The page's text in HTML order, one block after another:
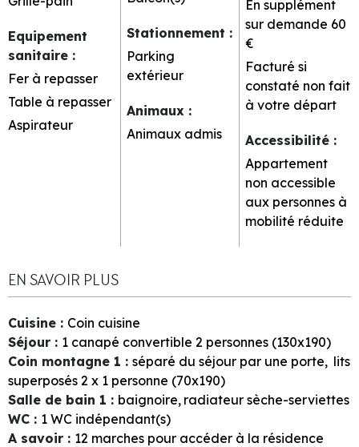
Equipement
sanitaire :
Fer à repasser
Table à repasser
Aspirateur
Stationnement :
Parking
extérieur
Animaux :
Animaux admis
En supplément
sur demande 60
€
Facturé si
constaté non fait
à votre départ
Accessibilité :
Appartement
non accessible
aux personnes à
mobilité réduite
EN SAVOIR PLUS
Cuisine : Coin cuisine
Séjour : 1 canapé convertible 2 personnes (130x190)
Coin montagne 1 : séparé du séjour par une porte
lits
superposés 2 x 1 personne (70x190)
Salle de bain 1 : baignoire radiateur sèche-serviettes
WC : 1 WC indépendant(s)
A savoir : 12 marches pour accéder à la résidence